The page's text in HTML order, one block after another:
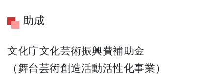
助成
文化庁文化芸術振興費補助金
（舞台芸術創造活動活性化事業）